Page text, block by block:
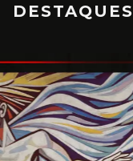
DESTAQUES